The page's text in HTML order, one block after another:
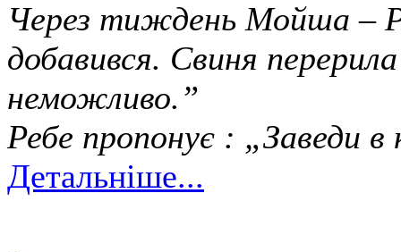
Через тиждень Мойша –
добавився. Свиня
неможливо.”
Ребе пропонує : „Заведи в
Детальніше...